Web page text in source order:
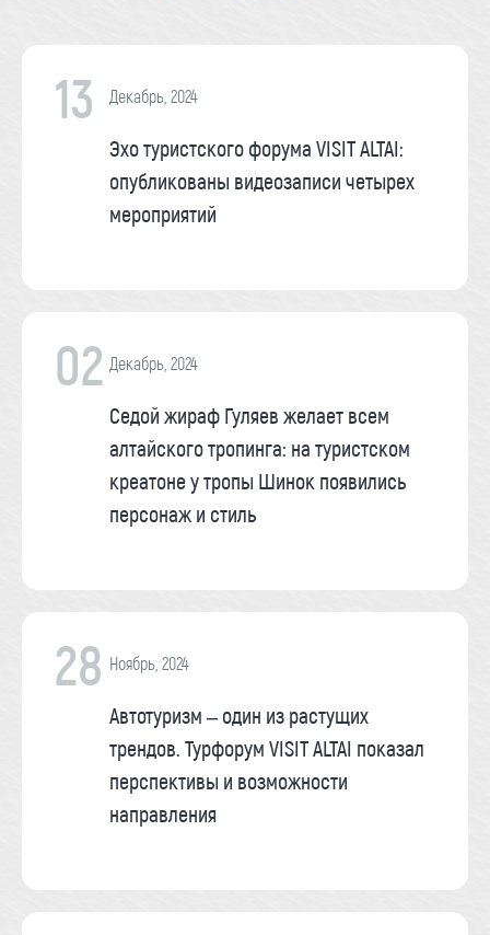
13 Декабрь, 2024
Эхо туристского форума VISIT ALTAI:
опубликованы видеозаписи четырех
мероприятий
02 Декабрь, 2024
Седой жираф Гуляев желает всем
алтайского тропинга: на туристском
креатоне у тропы Шинок появились
персонаж и стиль
28 Ноябрь, 2024
Автотуризм – один из растущих
трендов. Турфорум VISIT ALTAI показал
перспективы и возможности
направления